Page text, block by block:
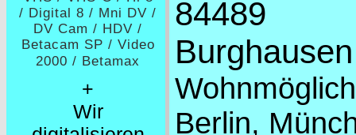
/ Digital 8 / Mni DV /
DV Cam / HDV /
Betacam SP / Video
2000 / Betamax
+
Wir
84489
Burghausen
Berlin,